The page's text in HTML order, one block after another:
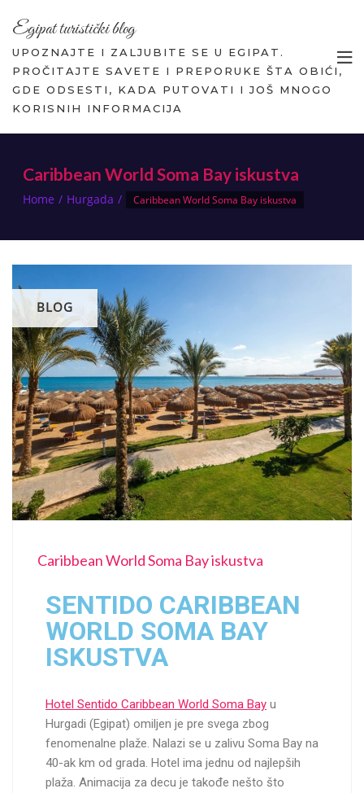
Egipat turistički blog
UPOZNAJTE I ZALJUBITE SE U EGIPAT.
PROČITAJTE SAVETE I PREPORUKE ŠTA OBIĆI,
GDE ODSESTI, KADA PUTOVATI I JOŠ MNOGO
KORISNIH INFORMACIJA
Caribbean World Soma Bay iskustva
Home Hurgada Caribbean World Soma Bay iskustva
BLOG
Caribbean World Soma Bay iskustva
SENTIDO CARIBBEAN
WORLD SOMA BAY
ISKUSTVA
Hotel Sentido Caribbean World Soma Bay u
Hurgadi (Egipat) omiljen je pre svega zbog
fenomenalne plaže. Nalazi se u zalivu Soma Bay na
40-ak km od grada. Hotel ima jednu od najlepših
plaža. Animacija za decu je takođe nešto što